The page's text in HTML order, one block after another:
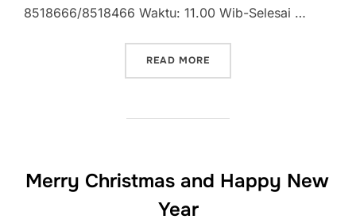
8518666/8518466 Waktu: 11.00 Wib-Selesai …
READ MORE
Merry Christmas and Happy New
Year